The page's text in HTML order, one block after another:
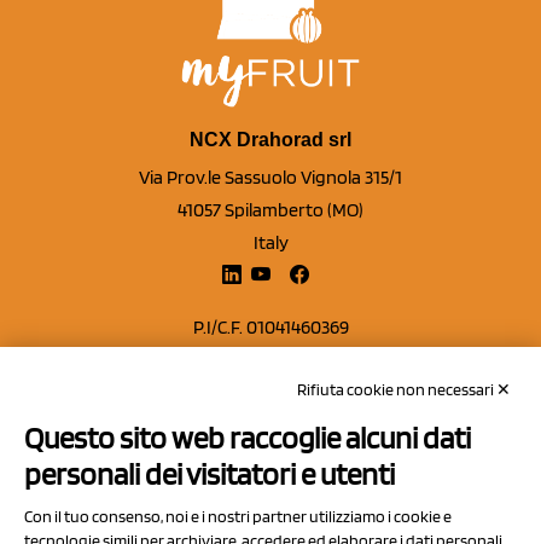
NCX Drahorad srl
Via Prov.le Sassuolo Vignola 315/1
41057 Spilamberto (MO)
Italy
P.I/C.F. 01041460369
Capitale sociale Euro 50.000,00 i.v.
Contatti
Privacy Policy
Rifiuta cookie non necessari ✕
Questo sito web raccoglie alcuni dati
personali dei visitatori e utenti
Con il tuo consenso, noi e i nostri partner utilizziamo i cookie e